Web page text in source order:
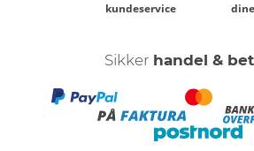
kundeservice
Sikker handel &